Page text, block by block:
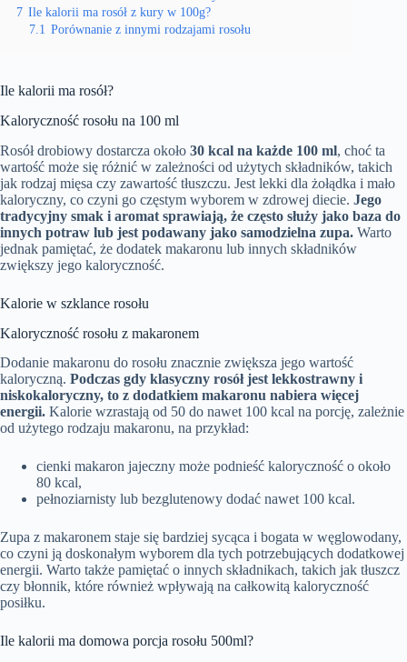
7 Ile kalorii ma rosół z kury w 100g?
7.1 Porównanie z innymi rodzajami rosołu
Ile kalorii ma rosół?
Kaloryczność rosołu na 100 ml
Rosół drobiowy dostarcza około 30 kcal na każde 100 ml, choć ta
wartość może się różnić w zależności od użytych składników, takich
jak rodzaj mięsa czy zawartość tłuszczu. Jest lekki dla żołądka i mało
kaloryczny, co czyni go częstym wyborem w zdrowej diecie. Jego
tradycyjny smak i aromat sprawiają, że często służy jako baza do
innych potraw lub jest podawany jako samodzielna zupa. Warto
jednak pamiętać, że dodatek makaronu lub innych składników
zwiększy jego kaloryczność.
Kalorie w szklance rosołu
Kaloryczność rosołu z makaronem
Dodanie makaronu do rosołu znacznie zwiększa jego wartość
kaloryczną. Podczas gdy klasyczny rosół jest lekkostrawny i
niskokaloryczny, to z dodatkiem makaronu nabiera więcej
energii. Kalorie wzrastają od 50 do nawet 100 kcal na porcję, zależnie
od użytego rodzaju makaronu, na przykład:
cienki makaron jajeczny może podnieść kaloryczność o około
80 kcal,
pełnoziarnisty lub bezglutenowy dodać nawet 100 kcal.
Zupa z makaronem staje się bardziej sycąca i bogata w węglowodany,
co czyni ją doskonałym wyborem dla tych potrzebujących dodatkowej
energii. Warto także pamiętać o innych składnikach, takich jak tłuszcz
czy błonnik, które również wpływają na całkowitą kaloryczność
posiłku.
Ile kalorii ma domowa porcja rosołu 500ml?